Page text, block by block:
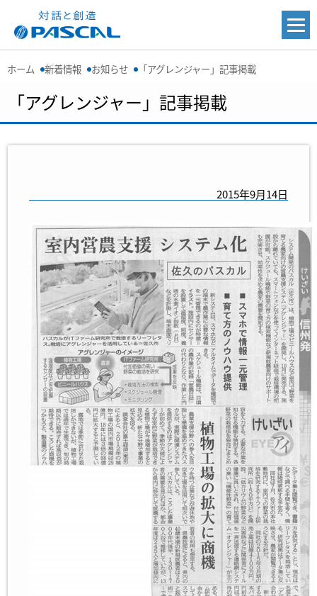
ホーム 新着情報 お知らせ 「アグレンジャー」記事掲載
「アグレンジャー」記事掲載
2015年9月14日